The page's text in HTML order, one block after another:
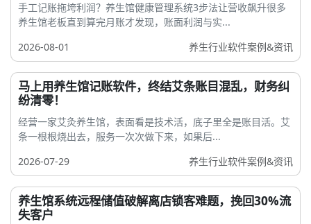
手工记账拖垮利润？养生馆健康管理系统3步法让营收飙升很多
养生馆老板直到算完月账才发现，账面利润与实...
2026-08-01
养生行业软件案例&资讯
马上用养生馆记账软件，终结艾条账目混乱，财务纠
纷清零！
经营一家艾灸养生馆，表面看是技术活，底子里全是账目活。艾
条一根根烧出去，服务一次次做下来，如果后...
2026-07-29
养生行业软件案例&资讯
养生馆系统远程储值破解离店锁客难题，挽回30%流
失客户